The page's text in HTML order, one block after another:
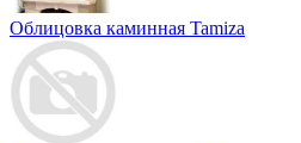
Облицовка каминная Tamiza